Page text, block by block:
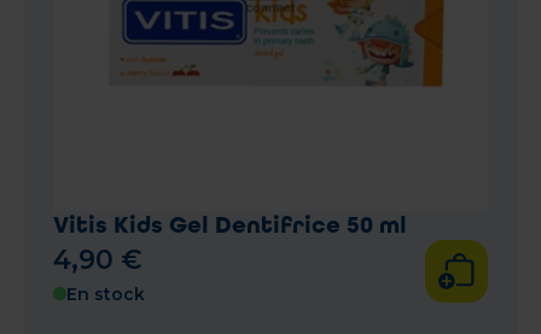
Vitis Kids Gel Dentifrice 50 ml
4,90 €
En stock